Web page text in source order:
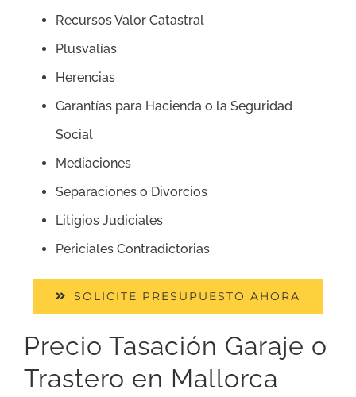
Recursos Valor Catastral
Plusvalías
Herencias
Garantías para Hacienda o la Seguridad
Social
Mediaciones
Separaciones o Divorcios
Litigios Judiciales
Periciales Contradictorias
SOLICITE PRESUPUESTO AHORA
Precio Tasación Garaje o
Trastero en Mallorca